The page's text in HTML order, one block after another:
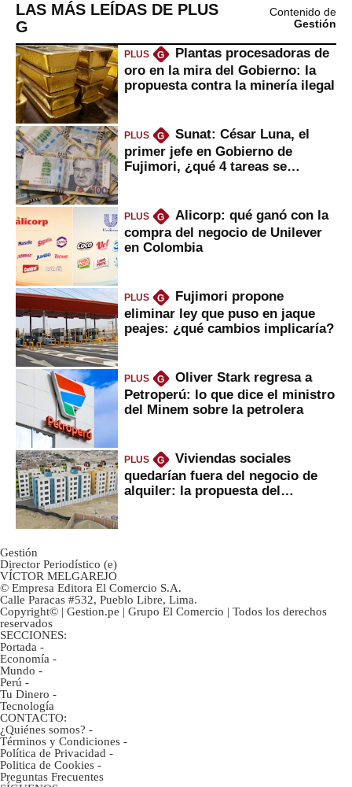
LAS MÁS LEÍDAS DE PLUS
G
Contenido de
Gestión
PLUS G
Plantas procesadoras de
oro en la mira del Gobierno: la
propuesta contra la minería ilegal
PLUS G
Sunat: César Luna, el
primer jefe en Gobierno de
Fujimori, ¿qué 4 tareas se
PLUS G
Alicorp: qué ganó con la
compra del negocio de Unilever
en Colombia
PLUS G
Fujimori propone
eliminar ley que puso en jaque
peajes: ¿qué cambios implicaría?
PLUS G
Oliver Stark regresa a
Petroperú: lo que dice el ministro
del Minem sobre la petrolera
PLUS G
Viviendas sociales
quedarían fuera del negocio de
alquiler: la propuesta del
Gestión
Director Periodístico (e)
VÍCTOR MELGAREJO
© Empresa Editora El Comercio S.A.
Calle Paracas #532, Pueblo Libre, Lima.
Copyright© | Gestion.pe | Grupo El Comercio | Todos los derechos
reservados
SECCIONES:
Portada -
Economía -
Mundo -
Perú -
Tu Dinero -
Tecnología
CONTACTO:
¿Quiénes somos? -
Términos y Condiciones -
Política de Privacidad -
Politica de Cookies -
Preguntas Frecuentes